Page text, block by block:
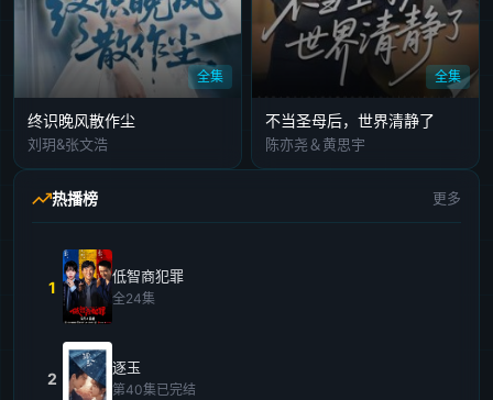
全集
终识晚风散作尘
刘玥&张文浩
全集
不当圣母后，世界清静了
陈亦尧＆黄思宇
热播榜 更多
1
低智商犯罪
全24集
2
逐玉
第40集已完结